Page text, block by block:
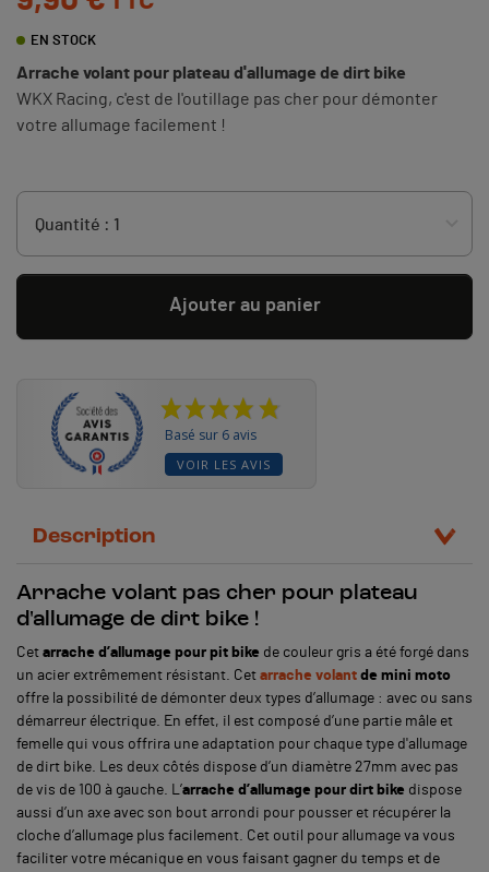
EN STOCK
Arrache volant pour plateau d'allumage de dirt bike
WKX Racing, c'est de l'outillage pas cher pour démonter
votre allumage facilement !
Ajouter au panier
Basé sur 6 avis
VOIR LES AVIS
Description
Arrache volant pas cher pour plateau
d'allumage de dirt bike !
Cet arrache d’allumage pour pit bike de couleur gris a été forgé dans
un acier extrêmement résistant. Cet arrache volant de mini moto
offre la possibilité de démonter deux types d’allumage : avec ou sans
démarreur électrique. En effet, il est composé d’une partie mâle et
femelle qui vous offrira une adaptation pour chaque type d'allumage
de dirt bike. Les deux côtés dispose d’un diamètre 27mm avec pas
de vis de 100 à gauche. L’arrache d’allumage pour dirt bike dispose
aussi d’un axe avec son bout arrondi pour pousser et récupérer la
cloche d’allumage plus facilement. Cet outil pour allumage va vous
faciliter votre mécanique en vous faisant gagner du temps et de